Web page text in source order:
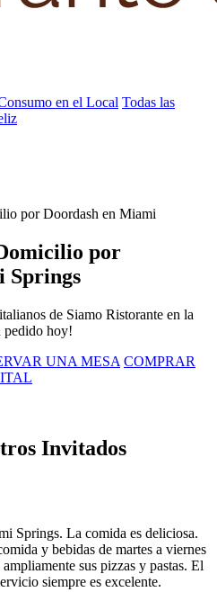
en el Local Todas las
por Doordash en Miami
por
Springs
de Siamo Ristorante en la
pedido hoy!
UNA MESA COMPRAR
Invitados
Springs. La comida es deliciosa.
y bebidas de martes a viernes
sus pizzas y pastas. El
siempre es excelente.